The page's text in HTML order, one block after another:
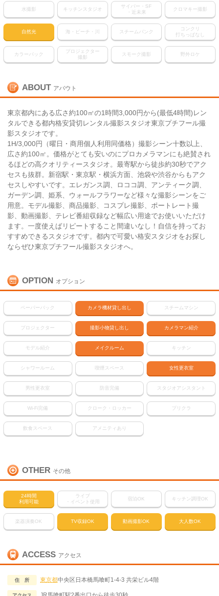
水撮影 キッチンスタジオ
サイバー・SF
・近未来
クロマキー撮影
自然光 海・ビーチ・川 スチームパンク
コンクリ
打ちっぱなし
カラーパック
プロジェクター
撮影
スモーク撮影 野外ロケ
ABOUT アバウト
東京都内にある広さ約100㎡の1時間3,000円から(最低4時間)レン
タルできる都内格安貸切レンタル撮影スタジオ東京プチフール撮
影スタジオです。
1H/3,000円（曜日・商用個人利用同価格）撮影シーン十数以上、
広さ約100㎡。価格がとても安いのにプロカメラマンにも絶賛され
るほどの高クオリティースタジオ。最寄駅から徒歩約30秒でアク
セスも抜群。新宿駅・東京駅・横浜方面、池袋や渋谷からもアク
セスしやすいです。エレガンス調、ロココ調、アンティーク調、
ガーデン調、姫系、ウォールフラワーなど様々な撮影シーンをご
用意。モデル撮影、商品撮影、コスプレ撮影、ポートレート撮
影、動画撮影、テレビ番組収録など幅広い用途でお使いいただけ
ます。一度使えばリピートすること間違いなし！自信を持ってお
すすめできるスタジオです。都内で可愛い格安スタジオをお探し
ならぜひ東京プチフール撮影スタジオへ。
OPTION オプション
ペーパーバック カメラ機材貸し出し スチームマシン
プロジェクター 撮影小物貸し出し カメラマン紹介
モデル紹介 メイクルーム キッチン
シャワールーム 喫煙スペース 女性更衣室
男性更衣室 防音完備 スタジオアシスタント
Wi-Fi完備 クローク・ロッカー プリクラ
飲食スペース アメニティあり
OTHER その他
24時間
利用可能
ライブ
・イベント使用
宿泊OK キッチン調理OK
楽器演奏OK TV収録OK 動画撮影OK 大人数OK
ACCESS アクセス
住 所 東京都中央区日本橋馬喰町1-4-3 共栄ビル4階